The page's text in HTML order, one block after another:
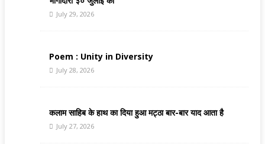
July 29, 2026
Poem : Unity in Diversity
July 28, 2026
कलाम साहिब के हाथ का दिया हुआ मट्ठा बार-बार याद आता है
July 27, 2026